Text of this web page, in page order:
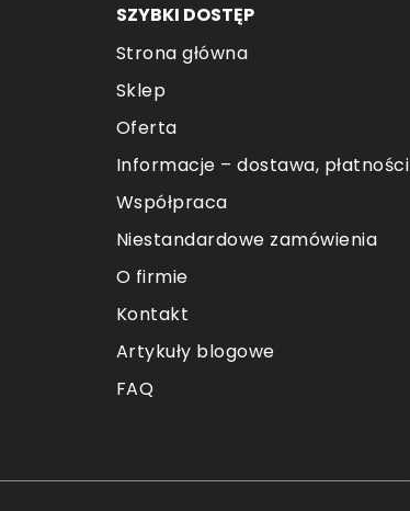
SZYBKI DOSTĘP
Strona główna
Sklep
Oferta
Informacje – dostawa, płatności
Współpraca
Niestandardowe zamówienia
O firmie
Kontakt
Artykuły blogowe
FAQ